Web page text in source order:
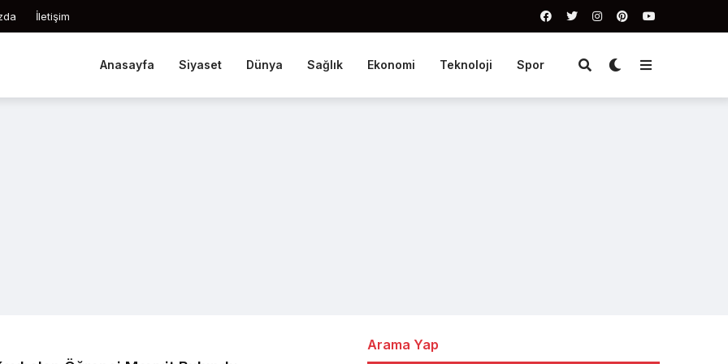
İletişim
Anasayfa Siyaset Dünya Sağlık Ekonomi Teknoloji Spor
Arama Yap